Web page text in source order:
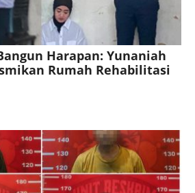
Harapan: Yunaniah
Rumah Rehabilitasi